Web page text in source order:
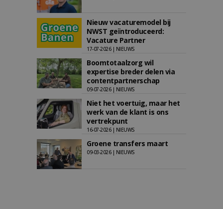
Nieuw vacaturemodel bij
NWST geïntroduceerd:
Vacature Partner
17-07-2026 | NIEUWS
Boomtotaalzorg wil
expertise breder delen via
contentpartnerschap
09-07-2026 | NIEUWS
Niet het voertuig, maar het
werk van de klant is ons
vertrekpunt
16-07-2026 | NIEUWS
Groene transfers maart
09-03-2026 | NIEUWS